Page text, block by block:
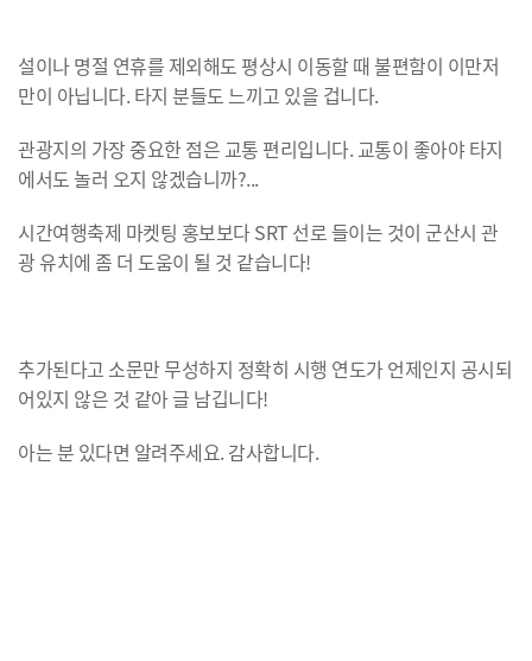
설이나 명절 연휴를 제외해도 평상시 이동할 때 불편함이 이만저
만이 아닙니다. 타지 분들도 느끼고 있을 겁니다.
관광지의 가장 중요한 점은 교통 편리입니다. 교통이 좋아야 타지
에서도 놀러 오지 않겠습니까?...
시간여행축제 마켓팅 홍보보다 SRT 선로 들이는 것이 군산시 관
광 유치에 좀 더 도움이 될 것 같습니다!
추가된다고 소문만 무성하지 정확히 시행 연도가 언제인지 공시되
어있지 않은 것 같아 글 남깁니다!
아는 분 있다면 알려주세요. 감사합니다.